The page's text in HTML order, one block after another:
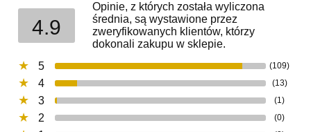
4.9
Opinie, z których została wyliczona
średnia, są wystawione przez
zweryfikowanych klientów, którzy
dokonali zakupu w sklepie.
5
(109)
4 (13)
3 (1)
2 (0)